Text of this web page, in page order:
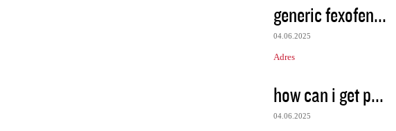
generic fexofen...
04.06.2025
Adres
how can i get p...
04.06.2025